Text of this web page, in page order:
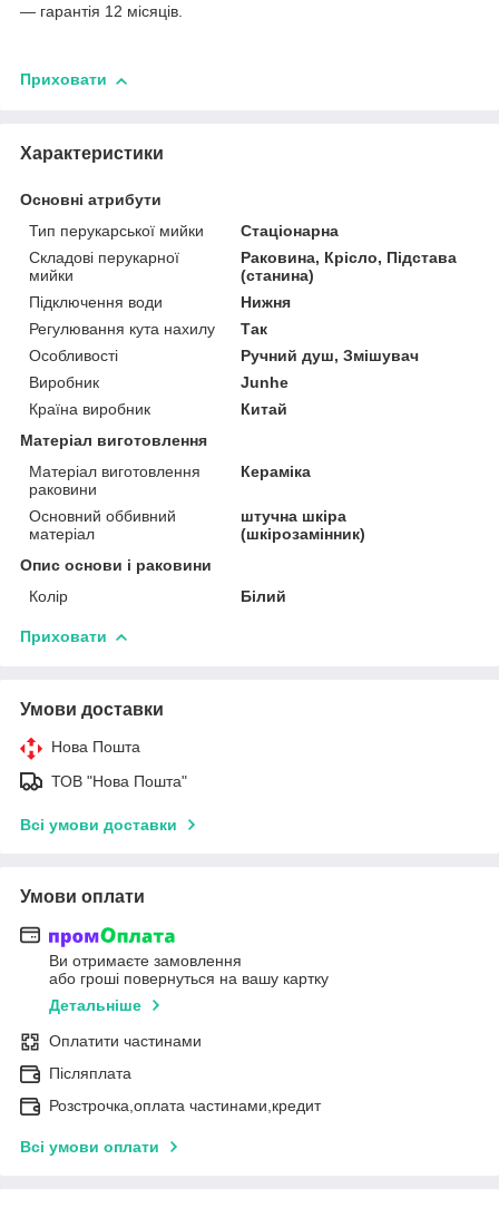
— гарантія 12 місяців.
Приховати
Характеристики
Основні атрибути
Тип перукарської мийки
Стаціонарна
Складові перукарної
мийки
Раковина, Крісло, Підстава
(станина)
Підключення води
Нижня
Регулювання кута нахилу
Так
Особливості
Ручний душ, Змішувач
Виробник
Junhe
Країна виробник
Китай
Матеріал виготовлення
Матеріал виготовлення
раковини
Кераміка
Основний оббивний
матеріал
штучна шкіра
(шкірозамінник)
Опис основи і раковини
Колір
Білий
Приховати
Умови доставки
Нова Пошта
ТОВ "Нова Пошта"
Всі умови доставки
Умови оплати
Ви отримаєте замовлення
або гроші повернуться на вашу картку
Детальніше
Оплатити частинами
Післяплата
Розстрочка,оплата частинами,кредит
Всі умови оплати